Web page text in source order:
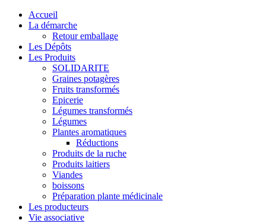
Accueil
La démarche
Retour emballage
Les Dépôts
Les Produits
SOLIDARITE
Graines potagères
Fruits transformés
Epicerie
Légumes transformés
Légumes
Plantes aromatiques
Réductions
Produits de la ruche
Produits laitiers
Viandes
boissons
Préparation plante médicinale
Les producteurs
Vie associative